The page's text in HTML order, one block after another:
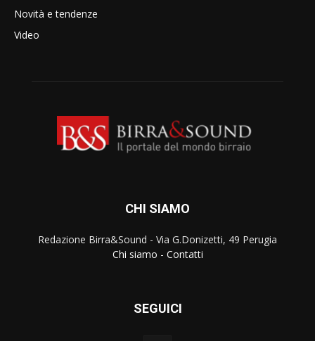
Novità e tendenze
Video
CHI SIAMO
Redazione Birra&Sound - Via G.Donizetti, 49 Perugia
Chi siamo - Contatti
SEGUICI